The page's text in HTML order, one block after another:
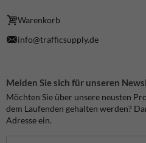
Warenkorb
info@trafficsupply.de
Melden Sie sich für unseren
Möchten Sie über unsere neusten
dem Laufenden gehalten werden?
Adresse ein.